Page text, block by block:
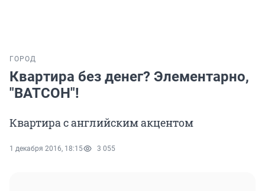
ГОРОД
Квартира без денег? Элементарно,
"ВАТСОН"!
Квартира с английским акцентом
1 декабря 2016, 18:15 3 055